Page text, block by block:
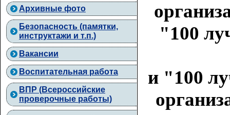
Архивные фото
Безопасность (памятки,
инструктажи и т.п.)
Вакансии
Воспитательная работа
ВПР (Всероссийские
проверочные работы)
"100
и "100